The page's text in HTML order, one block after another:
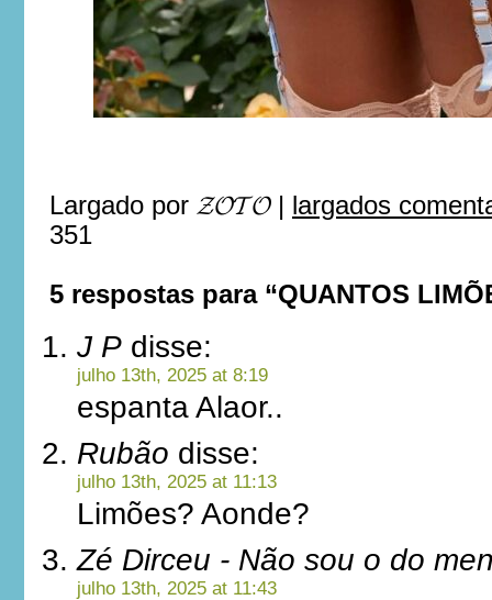
Largado por 𝓩𝓞𝓣𝓞| largados
351
5 respostas para “QUANTOS
J P disse:
julho 13th, 2025 at 8:19
espanta Alaor..
Rubão disse:
julho 13th, 2025 at 11:13
Limões? Aonde?
Zé Dirceu - Não sou o do
julho 13th, 2025 at 11:43